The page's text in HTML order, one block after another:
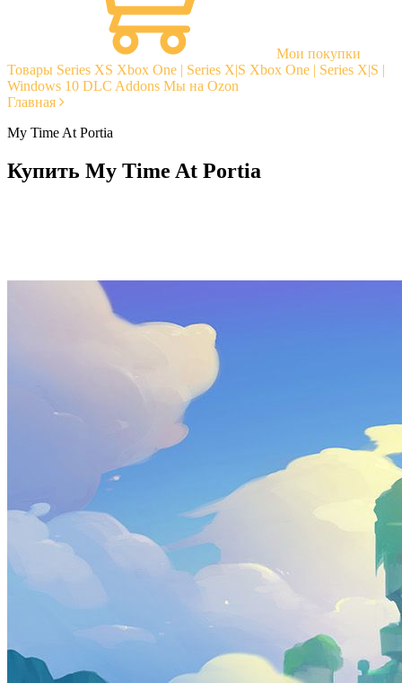
Мои покупки
Товары Series XS Xbox One | Series X|S Xbox One | Series X|S |
Windows 10 DLC Addons Мы на Ozon
Главная
My Time At Portia
Купить My Time At Portia